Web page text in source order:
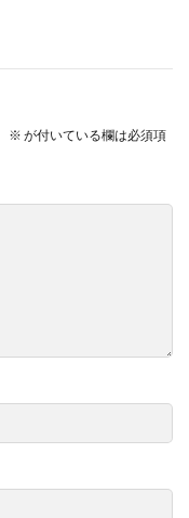
※ が付いている欄は必須項